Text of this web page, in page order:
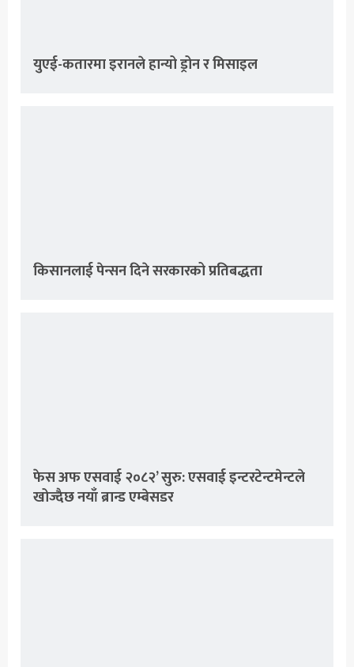
युएई-कतारमा इरानले हान्यो ड्रोन र मिसाइल
किसानलाई पेन्सन दिने सरकारको प्रतिबद्धता
फेस अफ एसवाई २०८२’ सुरु: एसवाई इन्टरटेन्टमेन्टले
खोज्दैछ नयाँ ब्रान्ड एम्बेसडर